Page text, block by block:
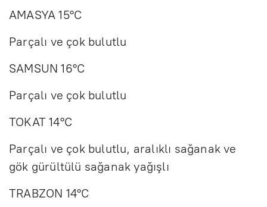
AMASYA 15°C
Parçalı ve çok bulutlu
SAMSUN 16°C
Parçalı ve çok bulutlu
TOKAT 14°C
Parçalı ve çok bulutlu, aralıklı sağanak ve
gök gürültülü sağanak yağışlı
TRABZON 14°C